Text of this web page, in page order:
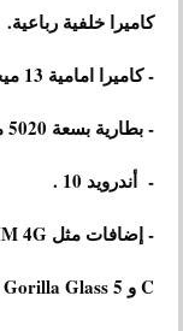
كاميرا خلفية رباعية.
- كاميرا امامية 13 ميجا بيكسل.
- بطارية بسعة 5020 مللي أمبير مع شحن سريع بقوة 18 وات.
- أندرويد 10 .
C و Gorilla Glass 5 وقارئ بصمات الأصابع الخلفي.